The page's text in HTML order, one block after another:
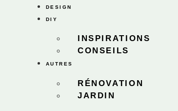
DESIGN
DIY
INSPIRATIONS
CONSEILS
AUTRES
RÉNOVATION
JARDIN